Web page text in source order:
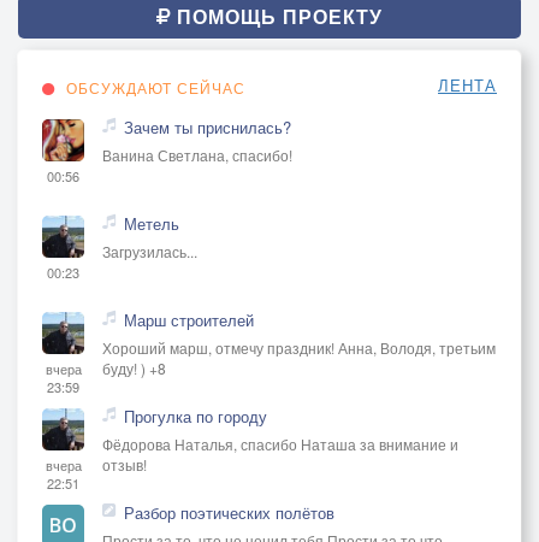
ПОМОЩЬ ПРОЕКТУ
ОБСУЖДАЮТ СЕЙЧАС ЛЕНТА
00:56
Зачем ты приснилась?
Ванина Светлана, спасибо!
00:23
Метель
Загрузилась...
вчера
23:59
Марш строителей
Хороший марш, отмечу праздник! Анна, Володя, третьим
буду! ) +8
вчера
22:51
Прогулка по городу
Фёдорова Наталья, спасибо Наташа за внимание и
отзыв!
Разбор поэтических полётов